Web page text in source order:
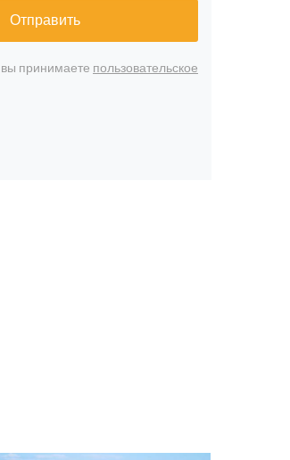
Отправить
принимаете пользовательское